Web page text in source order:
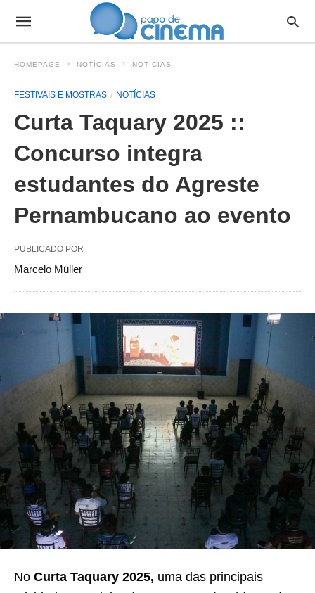
HOMEPAGE NOTÍCIAS NOTÍCIAS
FESTIVAIS E MOSTRAS NOTÍCIAS
Curta Taquary 2025 ::
Concurso integra
estudantes do Agreste
Pernambucano ao evento
PUBLICADO POR
Marcelo Müller
No Curta Taquary 2025, uma das principais